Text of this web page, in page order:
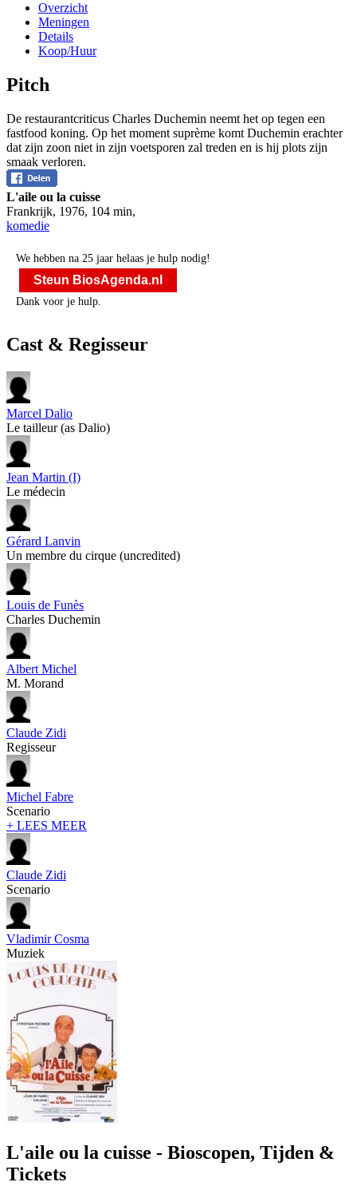
Overzicht
Meningen
Details
Koop/Huur
Pitch
De restaurantcriticus Charles Duchemin neemt het op tegen een
fastfood koning. Op het moment suprème komt Duchemin erachter
dat zijn zoon niet in zijn voetsporen zal treden en is hij plots zijn
smaak verloren.
L'aile ou la cuisse
Frankrijk, 1976, 104 min,
komedie
We hebben na 25 jaar helaas je hulp nodig!
Steun BiosAgenda.nl
Dank voor je hulp.
Cast & Regisseur
Marcel Dalio
Le tailleur (as Dalio)
Jean Martin (I)
Le médecin
Gérard Lanvin
Un membre du cirque (uncredited)
Louis de Funès
Charles Duchemin
Albert Michel
M. Morand
Claude Zidi
Regisseur
Michel Fabre
Scenario
+ LEES MEER
Claude Zidi
Scenario
Vladimir Cosma
Muziek
L'aile ou la cuisse - Bioscopen, Tijden &
Tickets